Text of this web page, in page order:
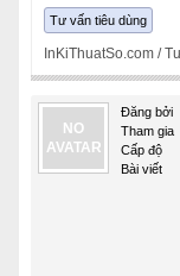
Tư vấn tiêu dùng
InKiThuatSo.com /
NO
AVATAR
Đăng bởi
Tham gia
Cấp độ
Bài viết